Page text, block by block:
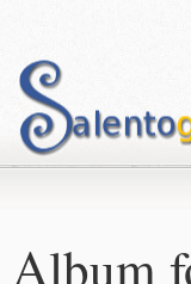
Album